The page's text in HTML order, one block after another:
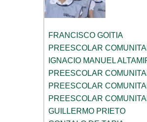
FRANCISCO GOITIA
PREESCOLAR
IGNACIO MANUEL
PREESCOLAR
PREESCOLAR
PREESCOLAR
GUILLERMO PRIETO